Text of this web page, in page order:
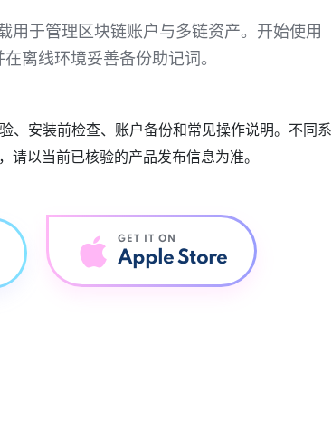
于管理区块链账户与多链资产。开始使用
离线环境妥善备份助记词。
安装前检查、账户备份和常见操作说明。不同系
请以当前已核验的产品发布信息为准。
GET IT ON
Apple Store